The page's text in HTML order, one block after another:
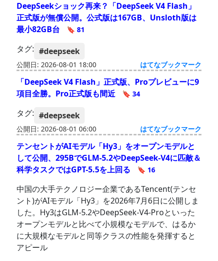
DeepSeekショック再来？「DeepSeek V4 Flash」
正式版が無償公開。公式版は167GB、Unsloth版は
最小82GB台
🔖 81
タグ: #deepseek
公開日: 2026-08-01 18:00 はてなブックマーク
「DeepSeek V4 Flash」正式版、Proプレビューに9
項目全勝。Pro正式版も間近
🔖 34
タグ: #deepseek
公開日: 2026-08-01 06:00 はてなブックマーク
テンセントがAIモデル「Hy3」をオープンモデルと
して公開、295BでGLM-5.2やDeepSeek-V4に匹敵＆
科学タスクではGPT-5.5を上回る
🔖 16
中国の大手テクノロジー企業であるTencent(テンセ
ント)がAIモデル「Hy3」を2026年7月6日に公開しま
した。Hy3はGLM-5.2やDeepSeek-V4-Proといった
オープンモデルと比べて小規模なモデルで、はるか
に大規模なモデルと同等クラスの性能を発揮すると
アピール